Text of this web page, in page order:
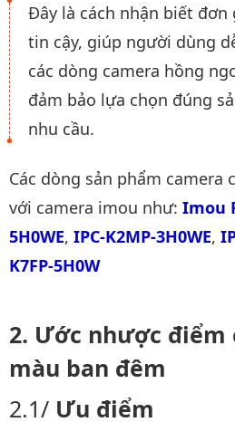
Đây là cách nhận biết
tin cậy, giúp người dùng
các dòng camera hồng
đảm bảo lựa chọn đúng
nhu cầu.
Các dòng sản phẩm camera
với camera imou như: Imou
5H0WE, IPC-K2MP-3H0WE,
K7FP-5H0W
Ước nhược điểm
màu ban đêm
Ưu điểm